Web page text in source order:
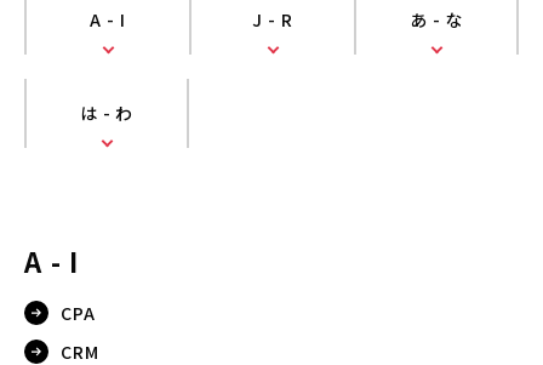
お役立ちコラム
お問い合わせ
A - I J - R あ - な
は - わ
A - I
CPA
CRM